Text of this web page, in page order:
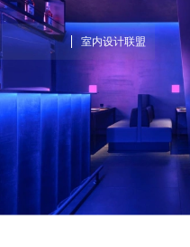
室内设计联盟